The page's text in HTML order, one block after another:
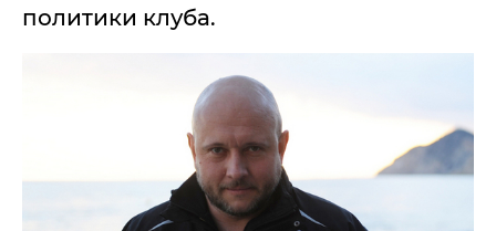
политики клуба.